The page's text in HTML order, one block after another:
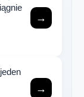
→
→